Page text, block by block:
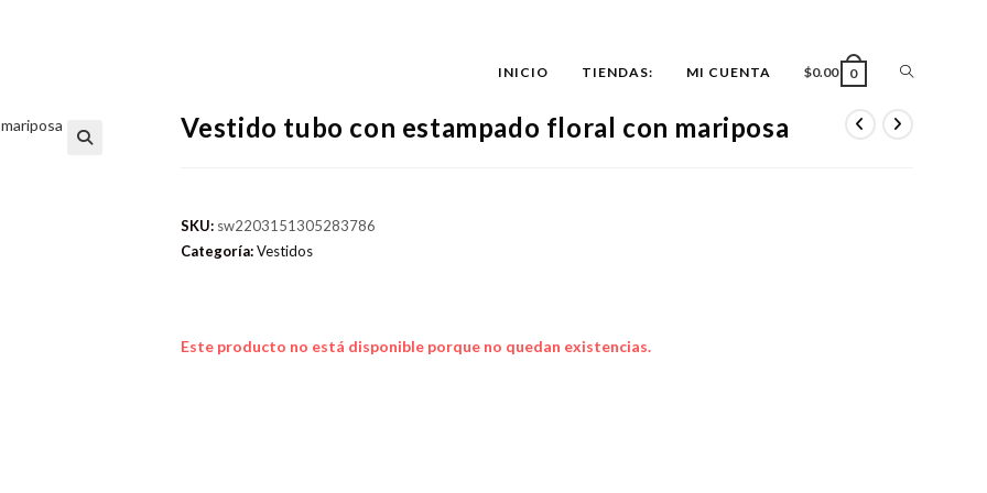
INICIO TIENDAS: MI CUENTA $0.00 0 ALTERNAR
Vestido tubo con estampado floral con mariposa
SKU: sw2203151305283786
Categoría:Vestidos
Este producto no está disponible porque no quedan existencias.